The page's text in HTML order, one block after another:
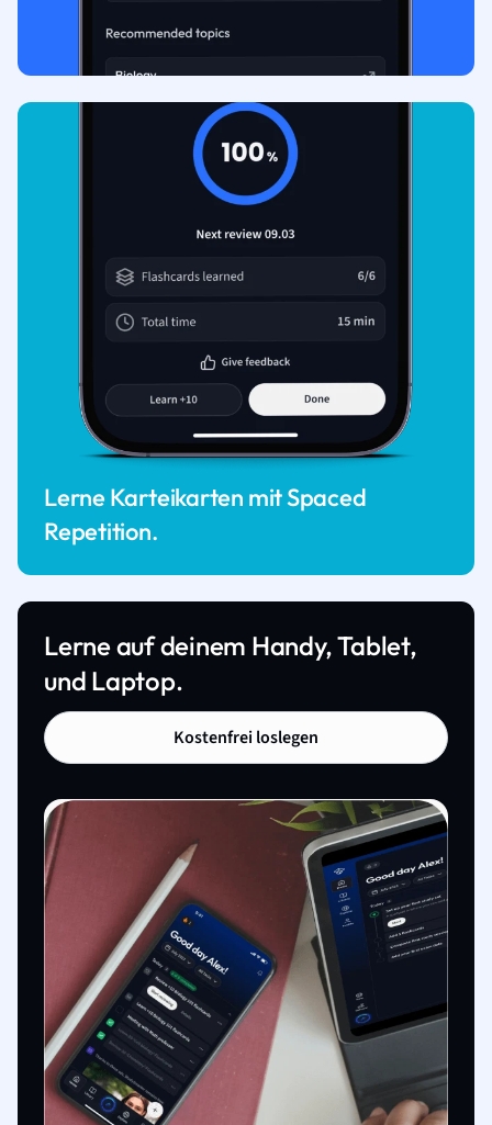
Lerne Karteikarten mit Spaced
Repetition.
Lerne auf deinem Handy, Tablet,
und Laptop.
Kostenfrei loslegen